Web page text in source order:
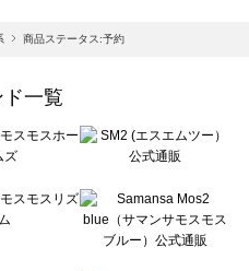
ルー）のボトムス一覧
ボトムス一覧
一覧
ムス一覧
商品ステータス:予約
一覧